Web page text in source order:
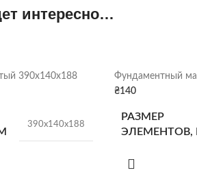
интересно…
390х140х188
390х140х188
Фундаментный
₴140
РАЗМЕР
ЭЛЕМЕНТОВ,